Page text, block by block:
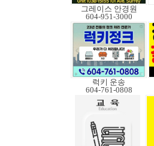
그레이스 안경원
604-951-3000
럭키 운송
604-761-0808